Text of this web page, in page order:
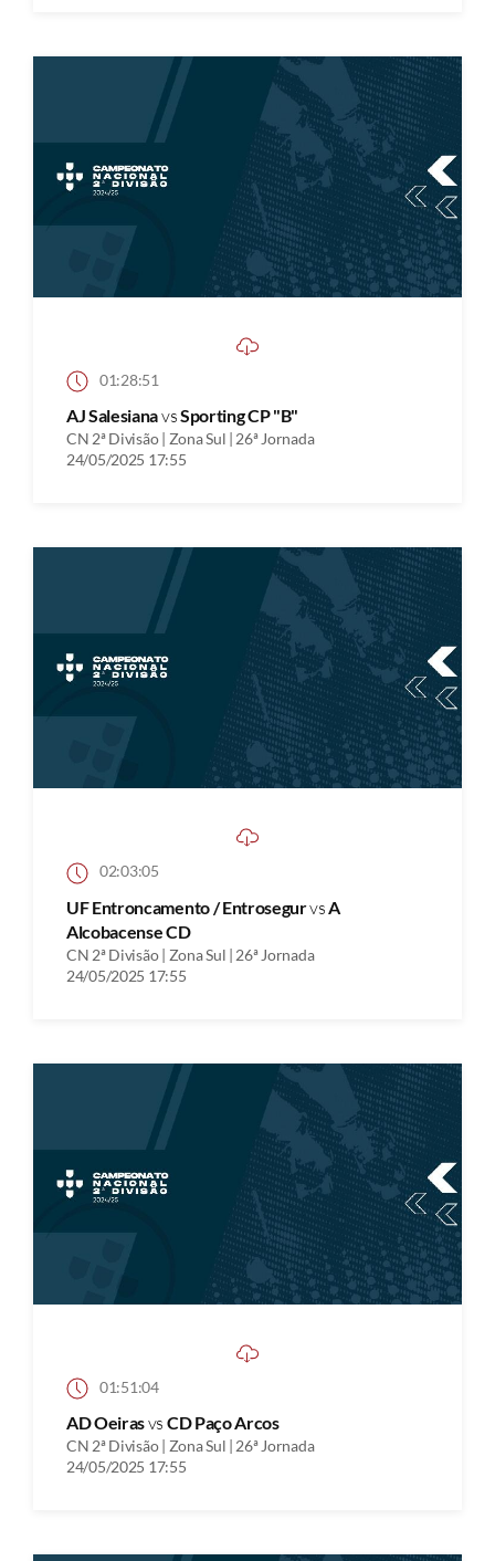
01:28:51
AJ SalesianavsSporting CP "B"
CN 2ª Divisão | Zona Sul | 26ª Jornada
24/05/2025 17:55
02:03:05
UF Entroncamento / EntrosegurvsA
Alcobacense CD
CN 2ª Divisão | Zona Sul | 26ª Jornada
24/05/2025 17:55
01:51:04
AD Oeirasvs CD Paço Arcos
CN 2ª Divisão | Zona Sul | 26ª Jornada
24/05/2025 17:55